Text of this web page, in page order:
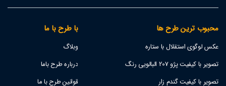
محبوب ترین طرح ها
عکس لوگوی استقلال با ستاره
تصویر با کیفیت پژو 207 البالویی رنگ
تصویر با کیفیت گندم زار
با طرح با ما
وبلاگ
درباره طرح باما
قوانین طرح با ما